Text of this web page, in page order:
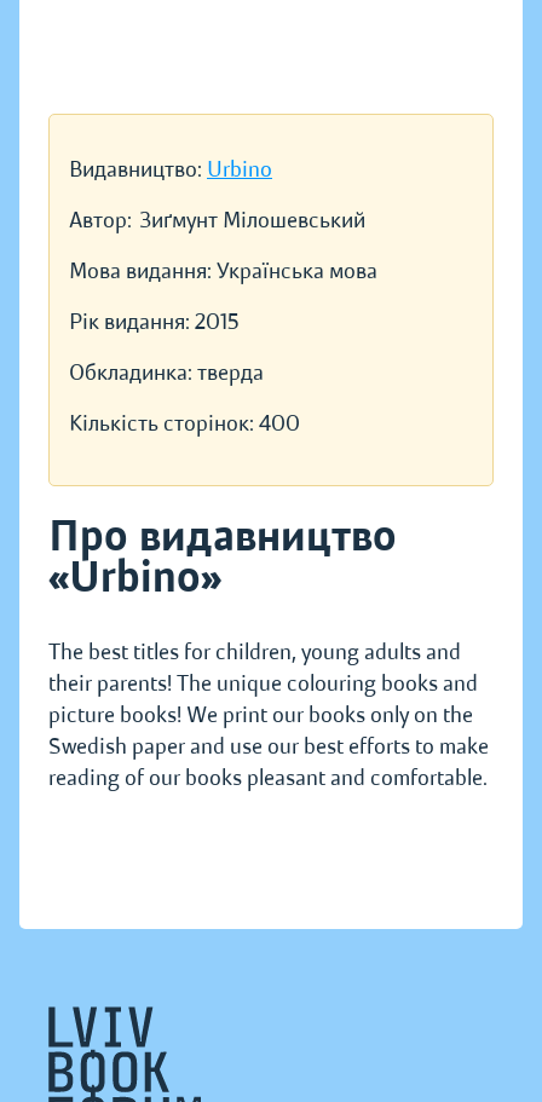
Видавництво: Urbino
Автор: Зиґмунт Мілошевський
Мова видання: Українська мова
Рік видання: 2015
Обкладинка: тверда
Кількість сторінок: 400
Про видавництво
«Urbino»
The best titles for children, young adults and
their parents! The unique colouring books and
picture books! We print our books only on the
Swedish paper and use our best efforts to make
reading of our books pleasant and comfortable.